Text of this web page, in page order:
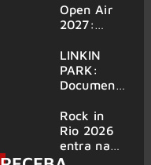
2000,
volta ao
6 shows
Open Air
2027:
amplia
line-up e
já
mais de 50
bandas
LINKIN
PARK:
Document
‘Unshatter’
e álbum ao
vivo são
anunciados
Rock in
Rio 2026
entra na
reta final